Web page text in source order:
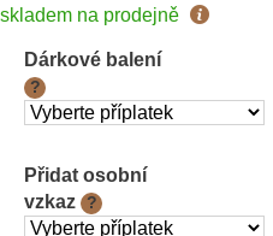
Měrná
skladem na prodejně
Dárkové balení
?
Přidat osobní
vzkaz
?